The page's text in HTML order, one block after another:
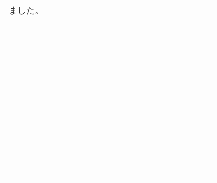
ました。